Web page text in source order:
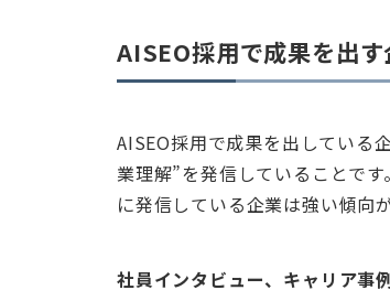
AISEO採用で成果を出
AISEO採用で成果を出している
業理解”を発信していることで
に発信している企業は強い傾向
社員インタビュー、キャリア事